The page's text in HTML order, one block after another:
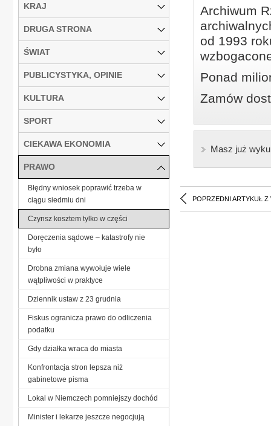
Archiwum
od 1993
Ponad
Zamów
Masz już
POPRZEDNI ARTYKUŁ Z
KRAJ
DRUGA STRONA
ŚWIAT
PUBLICYSTYKA, OPINIE
KULTURA
SPORT
CIEKAWA EKONOMIA
PRAWO
Błędny wniosek poprawić trzeba w
ciągu siedmiu dni
Czynsz kosztem tylko w części
Doręczenia sądowe – katastrofy nie
było
Drobna zmiana wywołuje wiele
wątpliwości w praktyce
Dziennik ustaw z 23 grudnia
Fiskus ogranicza prawo do odliczenia
podatku
Gdy działka wraca do miasta
Konfrontacja stron lepsza niż
gabinetowe pisma
Lokal w Niemczech pomniejszy dochód
Minister i lekarze jeszcze negocjują